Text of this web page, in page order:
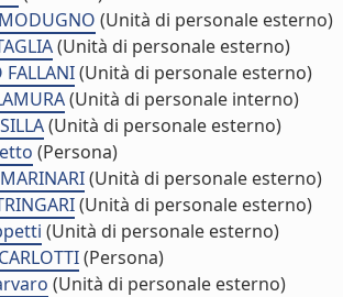
(Unità di personale esterno)
(Unità di personale esterno)
FALLANI(Unità di personale esterno)
(Unità di personale interno)
(Unità di personale esterno)
(Persona)
(Unità di personale esterno)
(Unità di personale esterno)
(Unità di personale esterno)
(Persona)
(Unità di personale esterno)